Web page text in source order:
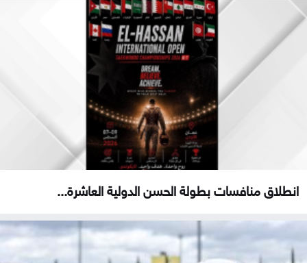
انطلاق منافسات بطولة الحسن الدولية العاشرة...